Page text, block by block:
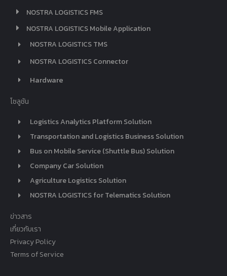
NOSTRA LOGISTICS FMS
NOSTRA LOGISTICS Mobile Application
NOSTRA LOGISTICS TMS
NOSTRA LOGISTICS Connector
Hardware
โซลูชัน
Logistics Analytics Platform Solution
Transportation and Logistics Business Solution
Bus on Mobile Service (Shuttle Bus) Solution
Company Car Solution
Agriculture Logistics Solution
NOSTRA LOGISTICS for Telematics Solution
ข่าวสาร
เกี่ยวกับเรา
Privacy Policy
Terms of Service